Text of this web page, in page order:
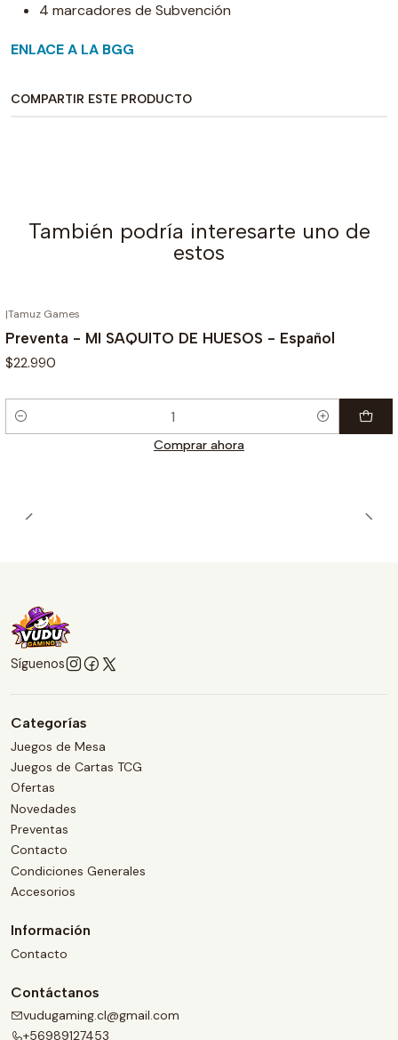
4 marcadores de Subvención
ENLACE A LA BGG
COMPARTIR ESTE PRODUCTO
También podría interesarte uno de
estos
|Tamuz Games
Preventa - MI SAQUITO DE HUESOS - Español
$22.990
Cantidad
Comprar ahora
Síguenos
Categorías
Juegos de Mesa
Juegos de Cartas TCG
Ofertas
Novedades
Preventas
Contacto
Condiciones Generales
Accesorios
Información
Contacto
Contáctanos
vudugaming.cl@gmail.com
+56989127453